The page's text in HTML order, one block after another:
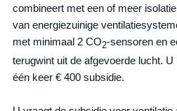
combineert met een of meer
van energiezuinige
met minimaal 2 CO2-sensoren en
terugwint uit de afgevoerde lucht.
één keer € 400 subsidie.